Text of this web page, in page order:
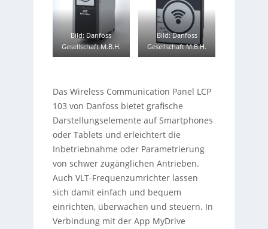
Bild: Danfoss
Gesellschaft M.B.H.
Bild: Danfoss
Gesellschaft M.B.H.
Das Wireless Communication Panel LCP
103 von Danfoss bietet grafische
Darstellungselemente auf Smartphones
oder Tablets und erleichtert die
Inbetriebnahme oder Parametrierung
von schwer zugänglichen Antrieben.
Auch VLT-Frequenzumrichter lassen
sich damit einfach und bequem
einrichten, überwachen und steuern. In
Verbindung mit der App MyDrive